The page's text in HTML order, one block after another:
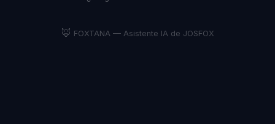
🦊 FOXTANA — Asistente IA de JOSFOX